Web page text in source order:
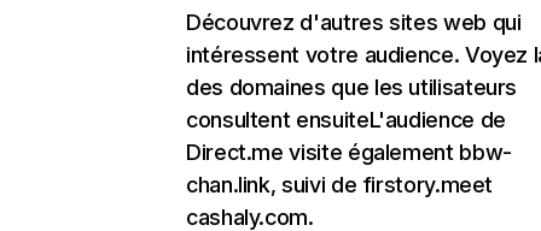
Découvrez d'autres sites web qui
intéressent votre audience. Voyez
des domaines que les utilisateurs
consultent ensuiteL'audience de
Direct.me visite également bbw-
chan.link, suivi de firstory.meet
cashaly.com.